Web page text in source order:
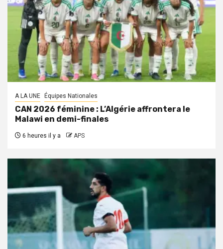
A LA UNE Équipes Nationales
CAN 2026 féminine : L’Algérie affrontera le
Malawi en demi-finales
6 heures il y a APS